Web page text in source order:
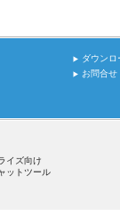
ダウンロ
お問合せ
イズ向け
ットツール